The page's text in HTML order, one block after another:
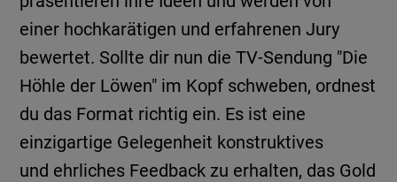
einer hochkarätigen und erfahrenen Jury
bewertet. Sollte dir nun die TV-Sendung "Die
Höhle der Löwen" im Kopf schweben, ordnest
du das Format richtig ein. Es ist eine
einzigartige Gelegenheit konstruktives
und ehrliches Feedback zu erhalten, das Gold